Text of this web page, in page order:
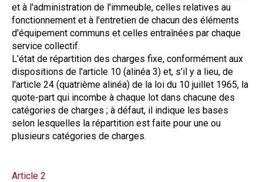
et à l'administration de l'immeuble, celles relatives au
fonctionnement et à l'entretien de chacun des éléments
d'équipement communs et celles entraînées par chaque
service collectif.
L'état de répartition des charges fixe, conformément aux
dispositions de l'article 10 (alinéa 3) et, s'il y a lieu, de
l'article 24 (quatrième alinéa) de la loi du 10 juillet 1965, la
quote-part qui incombe à chaque lot dans chacune des
catégories de charges ; à défaut, il indique les bases
selon lesquelles la répartition est faite pour une ou
plusieurs catégories de charges.
Article 2